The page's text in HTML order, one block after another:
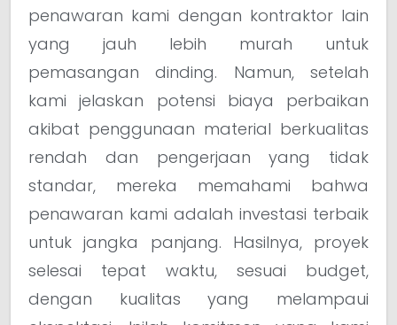
penawaran kami dengan kontraktor lain
yang jauh lebih murah untuk
pemasangan dinding. Namun, setelah
kami jelaskan potensi biaya perbaikan
akibat penggunaan material berkualitas
rendah dan pengerjaan yang tidak
standar, mereka memahami bahwa
penawaran kami adalah investasi terbaik
untuk jangka panjang. Hasilnya, proyek
selesai tepat waktu, sesuai budget,
dengan kualitas yang melampaui